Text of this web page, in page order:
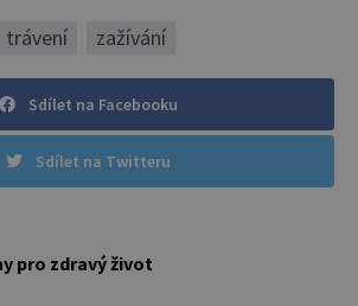
trávení zažívání
Sdílet na Facebooku
Sdílet na Twitteru
pro zdravý život